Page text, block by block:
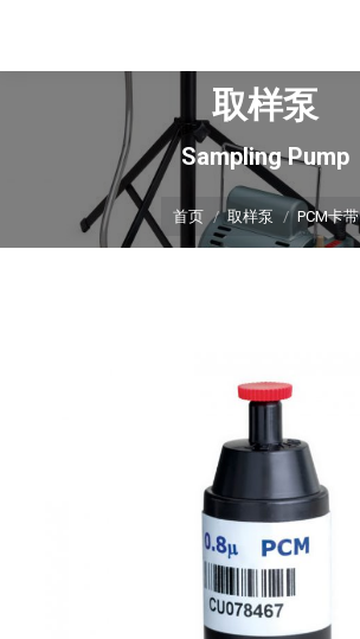
取样泵
Sampling Pump
你在这里：
首页 取样泵 PCM卡带